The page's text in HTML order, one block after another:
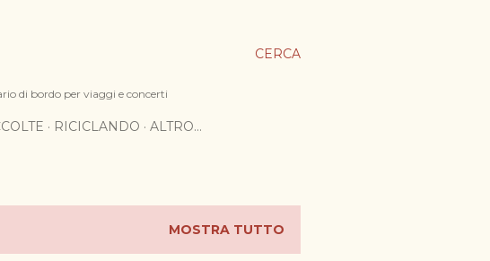
CERCA
di bordo per viaggi e concerti
RICICLANDO ALTRO…
MOSTRA TUTTO